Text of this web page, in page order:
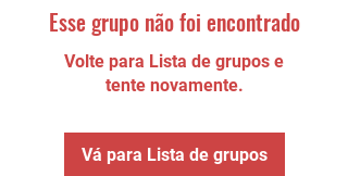
Esse grupo não foi encontrado
Volte para Lista de grupos e
tente novamente.
Vá para Lista de grupos